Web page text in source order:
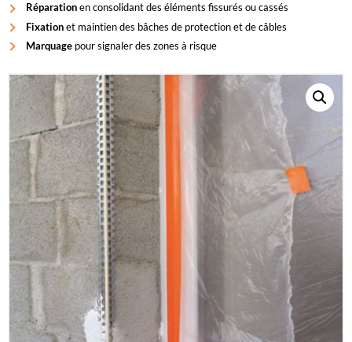
Réparationen consolidant des éléments fissurés ou cassés
Fixationet maintien des bâches de protection et de câbles
Marquage pour signaler des zones à risque